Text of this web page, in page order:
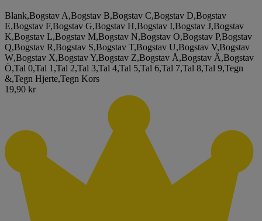
Blank,Bogstav A,Bogstav B,Bogstav C,Bogstav D,Bogstav
E,Bogstav F,Bogstav G,Bogstav H,Bogstav I,Bogstav J,Bogstav
K,Bogstav L,Bogstav M,Bogstav N,Bogstav O,Bogstav P,Bogstav
Q,Bogstav R,Bogstav S,Bogstav T,Bogstav U,Bogstav V,Bogstav
W,Bogstav X,Bogstav Y,Bogstav Z,Bogstav Å,Bogstav Ä,Bogstav
Ö,Tal 0,Tal 1 ,Tal 2,Tal 3,Tal 4,Tal 5,Tal 6,Tal 7,Tal 8,Tal 9,Tegn
&,Tegn Hjerte,Tegn Kors
19,90 kr